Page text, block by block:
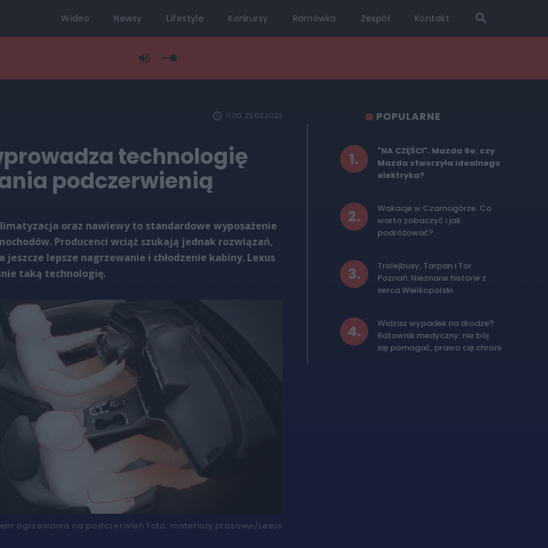
Wideo Newsy Lifestyle Konkursy Ramówka Zespół Kontakt
11:00, 25.03.2023
technologię
podczerwienią
oraz nawiewy to standardowe wyposażenie
Producenci wciąż szukają jednak rozwiązań,
jeszcze lepsze nagrzewanie i chłodzenie kabiny. Lexus
taką technologię.
ogrzewania na podczerwień Foto: materiały prasowe/Lexus
POPULARNE
1.
"NA CZĘŚCI". Mazda 6e: czy
Mazda stworzyła idealnego
elektryka?
2.
Wakacje w Czarnogórze. Co
warto zobaczyć i jak
podróżować?
3.
Trolejbusy, Tarpan i Tor
Poznań. Nieznane historie z
serca Wielkopolski
4.
Widzisz wypadek na drodze?
Ratownik medyczny: nie bój
się pomagać, prawo cię chroni